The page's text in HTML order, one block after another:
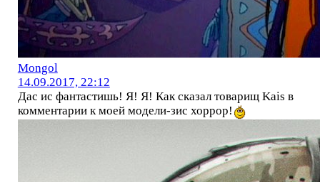
Mоngol
14.09.2017, 22:12
Дас ис фантастишь! Я! Я! Как сказал товарищ Kais в
комментарии к моей модели-зис хоррор!